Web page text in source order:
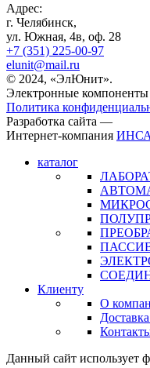
Адрес:
г. Челябинск,
ул. Южная, 4в, оф. 28
+7 (351) 225-00-97
elunit@mail.ru
© 2024, «ЭлЮнит».
Электронные компоненты
Политика
Разработка сайта —
Интернет-компания
каталог
Клиенту
О
Данный сайт использует